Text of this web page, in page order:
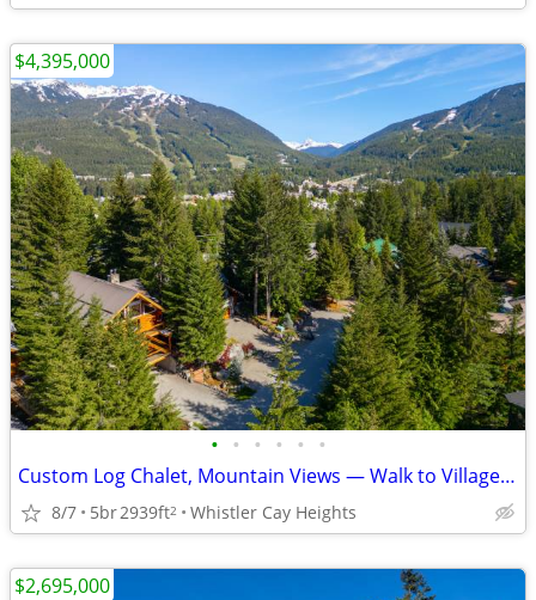
• • • • • •
Custom Log Chalet, Mountain Views — Walk to Village, Whistler
8/7 5br2939ft2 Whistler Cay Heights
$4,395,000
$2,695,000